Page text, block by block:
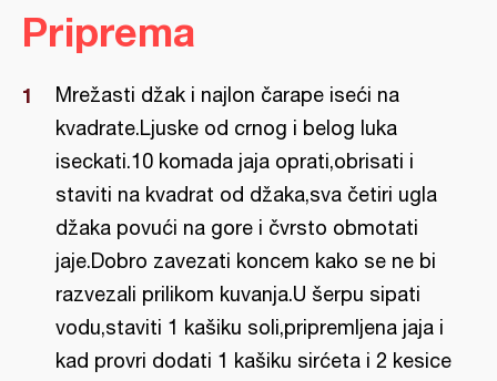
Priprema
Mrežasti džak i najlon čarape iseći na
kvadrate.Ljuske od crnog i belog luka
iseckati.10 komada jaja oprati,obrisati i
staviti na kvadrat od džaka,sva četiri ugla
džaka povući na gore i čvrsto obmotati
jaje.Dobro zavezati koncem kako se ne bi
razvezali prilikom kuvanja.U šerpu sipati
vodu,staviti 1 kašiku soli,pripremljena jaja i
kad provri dodati 1 kašiku sirćeta i 2 kesice